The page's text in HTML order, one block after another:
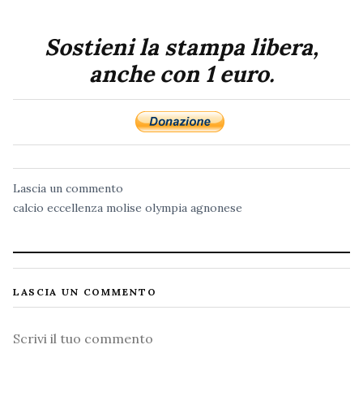
Sostieni la stampa libera,
anche con 1 euro.
Lascia un commento
calcio eccellenza molise olympia agnonese
LASCIA UN COMMENTO
Commento